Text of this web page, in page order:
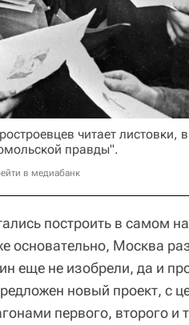
читает листовки,
правды".
в медиабанк
построить в самом
основательно, Москва
еще не изобрели, да и
новый проект, с
первого, второго и